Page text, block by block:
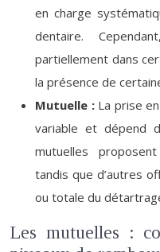
en charge
dentaire.
partiellement dans
la présence de
Mutuelle : La prise
variable et dépend
mutuelles
tandis que d’autres
ou totale du
Les mutuelles :